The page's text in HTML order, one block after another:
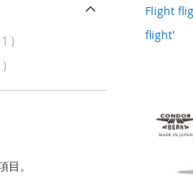
Flight
flight'
1 項
項
目。